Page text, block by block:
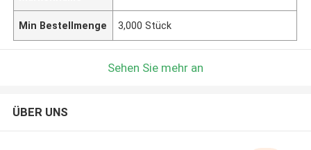
Min Bestellmenge 3,000 Stück
Sehen Sie mehr an
ÜBER UNS